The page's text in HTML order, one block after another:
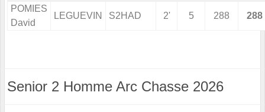
POMIES
David
LEGUEVIN S2HAD 2' 5 288 288
Senior 2 Homme Arc Chasse 2026